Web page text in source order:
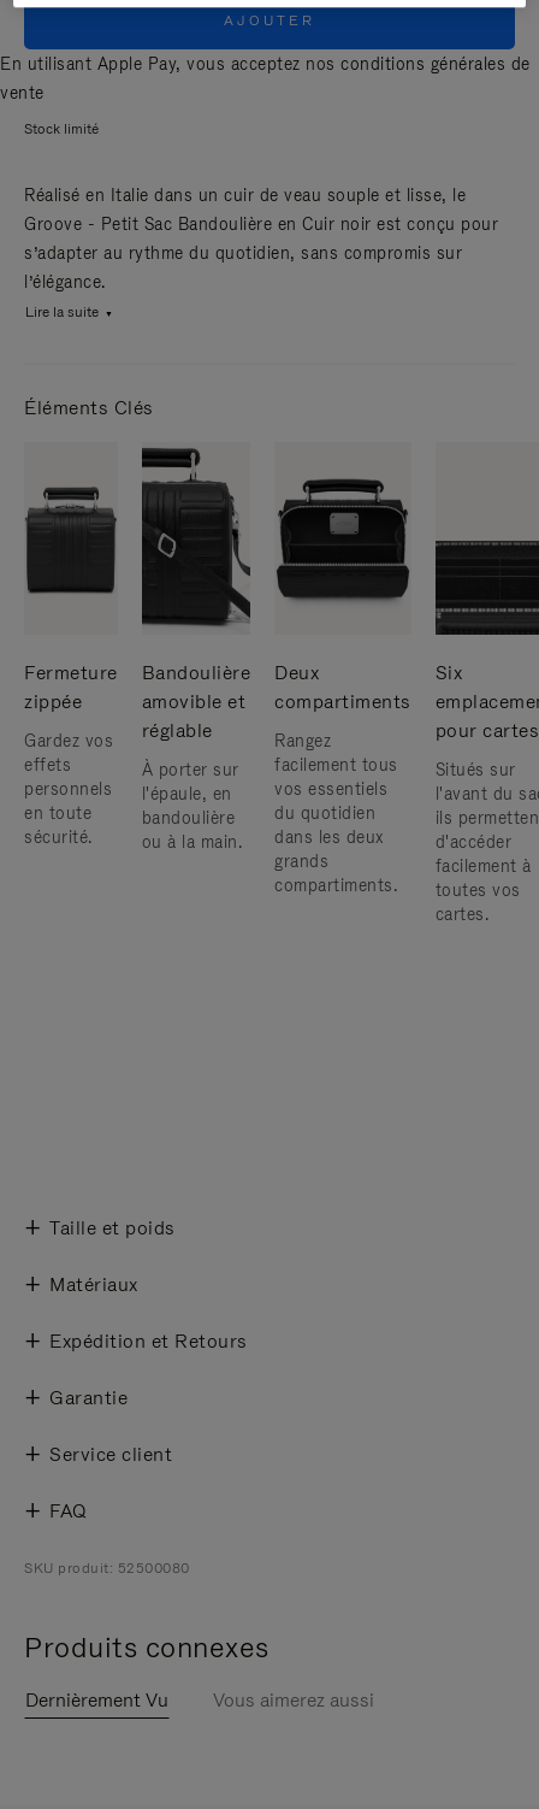
AJOUTER
En utilisant Apple Pay, vous acceptez nos conditions générales de
vente
Stock limité
Réalisé en Italie dans un cuir de veau souple et lisse, le
Groove - Petit Sac Bandoulière en Cuir noir est conçu pour
s’adapter au rythme du quotidien, sans compromis sur
l’élégance.
Lire la suite
Éléments Clés
Fermeture
zippée
Gardez vos
effets
personnels
en toute
sécurité.
Bandoulière
amovible et
réglable
À porter sur
l'épaule, en
bandoulière
ou à la main.
Deux
compartiments
Rangez
facilement tous
vos essentiels
du quotidien
dans les deux
grands
compartiments.
Six
pour cartes
Situés sur
l'avant du
ils
d'accéder
facilement à
toutes vos
cartes.
Taille et poids
Matériaux
Expédition et Retours
Garantie
Service client
FAQ
SKU produit: 52500080
Produits connexes
Dernièrement Vu Vous aimerez aussi